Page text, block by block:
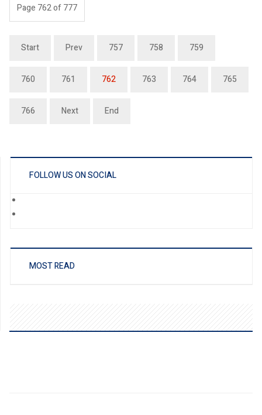
Page 762 of 777
Start Prev 757 758 759
760 761 762 763 764 765
766 Next End
FOLLOW US ON SOCIAL
MOST READ